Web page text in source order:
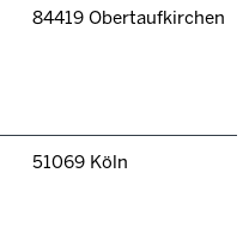
84419 Obertaufkirchen
51069 Köln